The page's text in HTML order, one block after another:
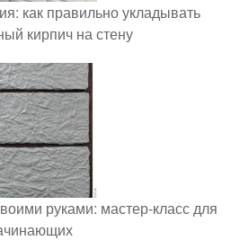
как правильно укладывать
кирпич на стену
руками: мастер-класс для